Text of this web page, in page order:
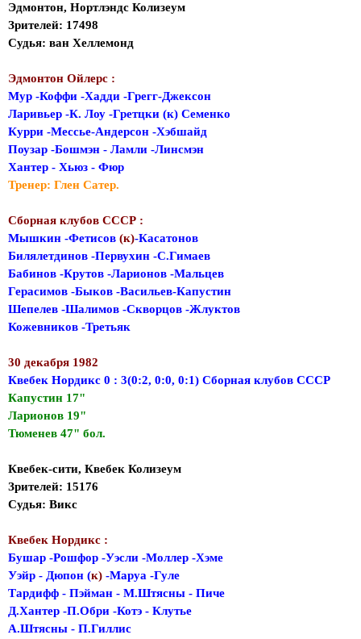
Эдмонтон, Нортлэндс Колизеум
Зрителей: 17498
Судья: ван Хеллемонд
Эдмонтон Ойлерс :
Мур -Коффи -Хадди -Грегг-Джексон
Ларивьер -К. Лоу -Гретцки (к) Семенко
Курри -Мессье-Андерсон -Хэбшайд
Поузар -Бошмэн - Ламли -Линсмэн
Хантер - Хьюз - Фюр
Тренер: Глен Сатер.
Сборная клубов СССР :
Мышкин -Фетисов (к)-Касатонов
Билялетдинов -Первухин -С.Гимаев
Бабинов -Крутов -Ларионов -Мальцев
Герасимов -Быков -Васильев-Капустин
Шепелев -Шалимов -Скворцов -Жлуктов
Кожевников -Третьяк
30 декабря 1982
Квебек Нордикс 0 : 3(0:2, 0:0, 0:1) Сборная клубов СССР
Капустин 17"
Ларионов 19"
Тюменев 47" бол.
Квебек-сити, Квебек Колизеум
Зрителей: 15176
Судья: Викс
Квебек Нордикс :
Бушар -Рошфор -Уэсли -Моллер -Хэме
Уэйр - Дюпон (к) -Маруа -Гуле
Тардифф - Пэйман - М.Штясны - Пиче
Д.Хантер -П.Обри -Котэ - Клутье
А.Штясны - П.Гиллис